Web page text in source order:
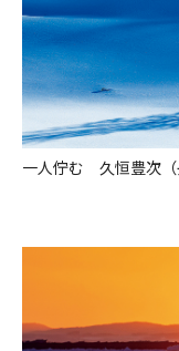
一人佇む 久恒豊次（